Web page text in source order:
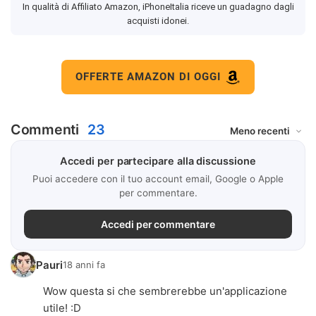
In qualità di Affiliato Amazon, iPhoneItalia riceve un guadagno dagli
acquisti idonei.
OFFERTE AMAZON DI OGGI
Commenti 23
Accedi per partecipare alla discussione
Puoi accedere con il tuo account email, Google o Apple
per commentare.
Accedi per commentare
Pauri18 anni fa
Wow questa si che sembrerebbe un'applicazione
utile! :D